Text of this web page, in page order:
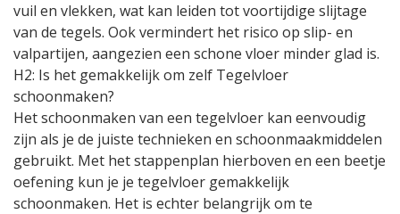
vuil en vlekken, wat kan leiden tot voortijdige slijtage
van de tegels. Ook vermindert het risico op slip- en
valpartijen, aangezien een schone vloer minder glad is.
H2: Is het gemakkelijk om zelf Tegelvloer
schoonmaken?
Het schoonmaken van een tegelvloer kan eenvoudig
zijn als je de juiste technieken en schoonmaakmiddelen
gebruikt. Met het stappenplan hierboven en een beetje
oefening kun je je tegelvloer gemakkelijk
schoonmaken. Het is echter belangrijk om te